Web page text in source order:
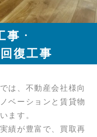
事・
復工事
は、不動産会社様向
ベーションと賃貸物
ます。
績が豊富で、買取再